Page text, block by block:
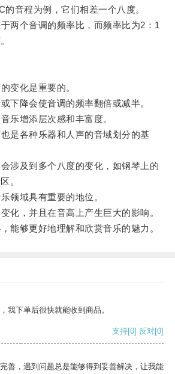
音程为例，它们相差一个八度。
个音调的频率比，而频率比为2：1
化是重要的。
降会使音调的频率翻倍或减半。
增添层次感和丰富度。
各种乐器和人声的音域划分的基
及到多个八度的变化，如钢琴上的
。
域具有重要的地位。
，并且在音高上产生巨大的影响。
够更好地理解和欣赏音乐的魅力。
我下单后很快就能收到商品。
支持[0] 反对[0]
善，遇到问题总是能够得到妥善解决，让我能